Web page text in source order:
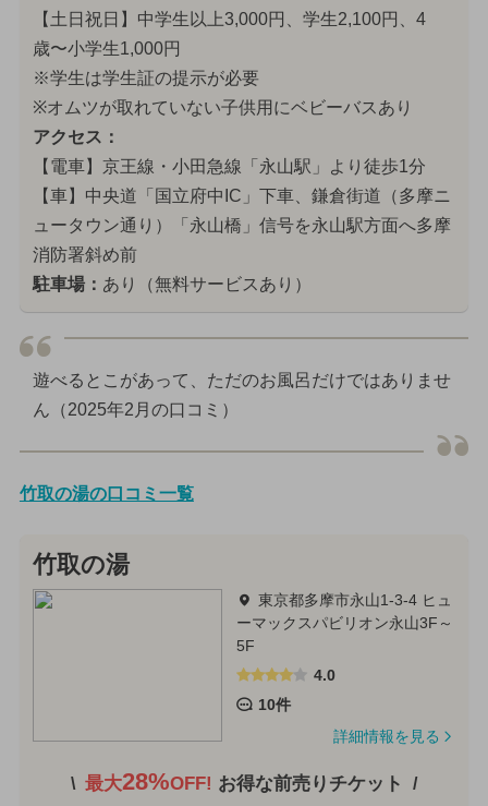
【土日祝日】中学生以上3,000円、学生2,100円、4
歳〜小学生1,000円
※学生は学生証の提示が必要
※オムツが取れていない子供用にベビーバスあり
アクセス：
【電車】京王線・小田急線「永山駅」より徒歩1分
【車】中央道「国立府中IC」下車、鎌倉街道（多摩ニ
ュータウン通り）「永山橋」信号を永山駅方面へ多摩
消防署斜め前
駐車場： あり（無料サービスあり）
遊べるとこがあって、ただのお風呂だけではありませ
ん（2025年2月の口コミ）
竹取の湯の口コミ一覧
竹取の湯
東京都多摩市永山1-3-4 ヒュ
ーマックスパビリオン永山3F～
5F
4.0
10件
詳細情報を見る
最大28%OFF! お得な前売りチケット